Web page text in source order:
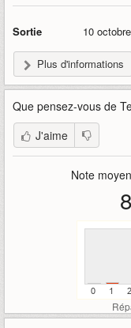
Les moins :
- Trop de bugs dans
n'est pas toujours
- maps pas toutes
- assez lent si cartes
Publié le 03/01/2010
Sortie 10
Plus d'informations
Que pensez-vous de
J'aime
Note